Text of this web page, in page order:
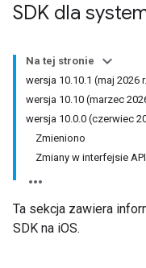
SDK dla
Na tej stronie
wersja 10.10.1 (maj 2026
wersja 10.10 (marzec
wersja 10.0.0 (czerwiec
Zmieniono
Zmiany w interfejsie API
Ta sekcja zawiera
SDK na iOS.